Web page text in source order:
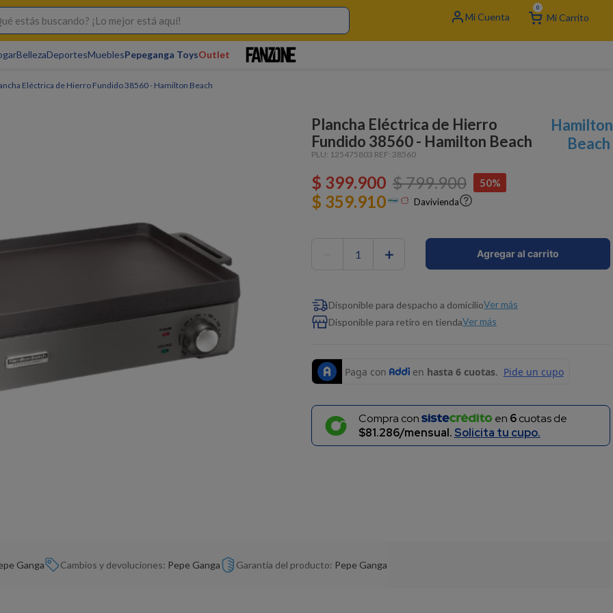
buscando? ¡Lo mejor está aquí! 0
BellezaDeportesMueblesPepeganga ToysOutlet
Eléctrica de Hierro Fundido 38560 - Hamilton Beach
Plancha Eléctrica de Hierro
Fundido 38560 - Hamilton Beach
PLU: 125475803 REF: 38560
Hamilton
Beach
$ 399.900 $799.900 50%
$ 359.910 Davivienda
＋ Agregar al carrito
Disponible para despacho a domicilioVer más
Disponible para retiro en tiendaVer más
Compra con en 6cuotas de
$81.286/mensual. Solicita tu cupo.
Ganga Cambios y devoluciones: Pepe Ganga Garantía del producto: Pepe Ganga